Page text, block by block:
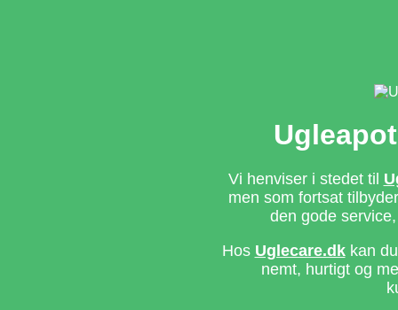
Vi henviser i stedet til
men som fortsat
den gode
Hos Uglecare.dkkan du
nemt, hurtigt og